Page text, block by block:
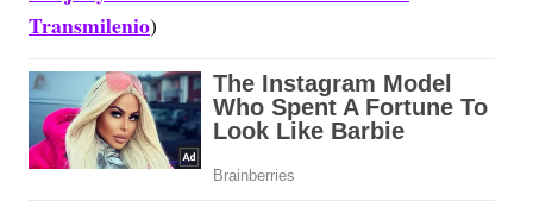
Transmilenio)